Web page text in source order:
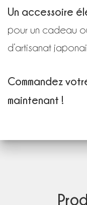
Un accessoire
pour un cadeau
d’artisanat
Commandez
maintenant !